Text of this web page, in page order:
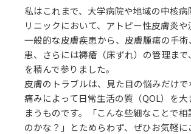
私はこれまで、大学病院や地域の中核病
リニックにおいて、アトピー性皮膚炎や
一般的な皮膚疾患から、皮膚腫瘍の手
患、さらには褥瘡（床ずれ）の管理ま
を積んで参りました。
皮膚のトラブルは、見た目の悩みだけ
痛みによって日常生活の質（QOL）を
まうものです。「こんな些細なことで相
のかな？」とためらわず、ぜひお気軽に